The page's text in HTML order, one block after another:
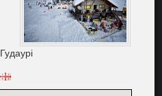
Гудаурі